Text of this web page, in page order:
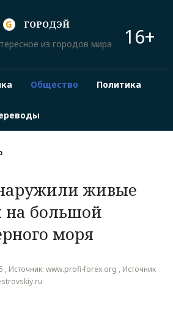
ГОРОДЭЙ
из городов мира
16+
Общество Политика
живые
на большой
моря
, Источник: www.profi-forex.org , Источник